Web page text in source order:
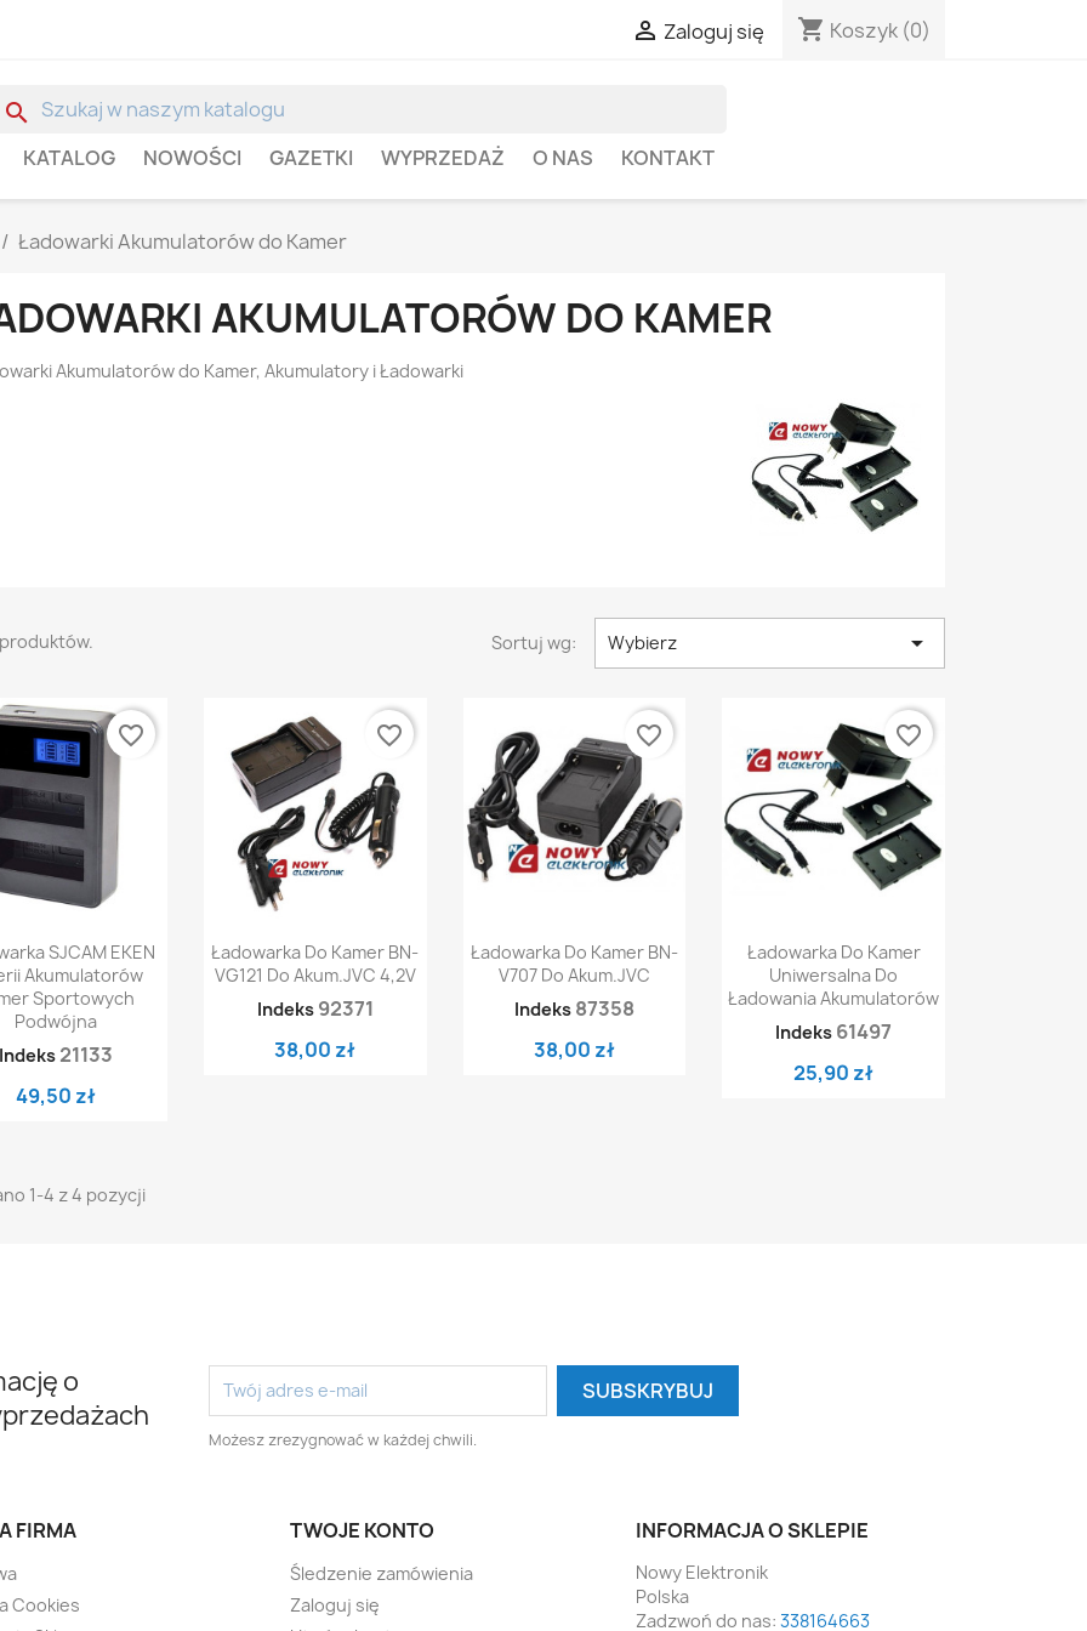
 Zaloguj się shopping_cart Koszyk (0)
search
KATALOG NOWOŚCI GAZETKI WYPRZEDAŻ O NAS KONTAKT
Ładowarki Akumulatorów do Kamer
AKUMULATORÓW DO KAMER
Akumulatorów do Kamer, Akumulatory i Ładowarki
Sortuj wg: Wybierz 
podgląd
SJCAM EKEN
Akumulatorów
Sportowych
Podwójna
Indeks 21133
49,50 zł
favorite_border
Szybki podgląd
Ładowarka Do Kamer BN-
VG121 Do Akum.JVC 4,2V
Indeks 92371
38,00 zł
favorite_border
Szybki podgląd
Ładowarka Do Kamer BN-
V707 Do Akum.JVC
Indeks 87358
38,00 zł
favorite_border
Szybki podgląd
Ładowarka Do Kamer
Uniwersalna Do
Ładowania Akumulatorów
Indeks 61497
25,90 zł
favorite_border
1-4 z 4 pozycji
o
Możesz zrezygnować w każdej chwili.
FIRMA
Cookies
TWOJE KONTO
Śledzenie zamówienia
Zaloguj się
INFORMACJA O SKLEPIE
Nowy Elektronik
Polska
Zadzwoń do nas: 338164663